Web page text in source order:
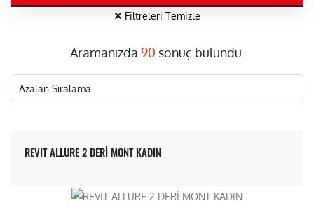
Filtreleri Temizle
Aramanızda 90 sonuç bulundu.
REVIT ALLURE 2 DERİ MONT KADIN